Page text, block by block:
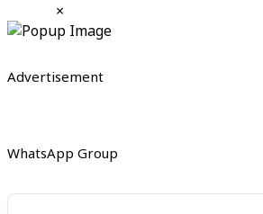
रामचंद्र
DFO
गांवों
परखी
सच्चाई,
आश्रम
×
Advertisement
WhatsApp Group